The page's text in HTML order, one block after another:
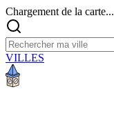
Chargement de la carte...
VILLES